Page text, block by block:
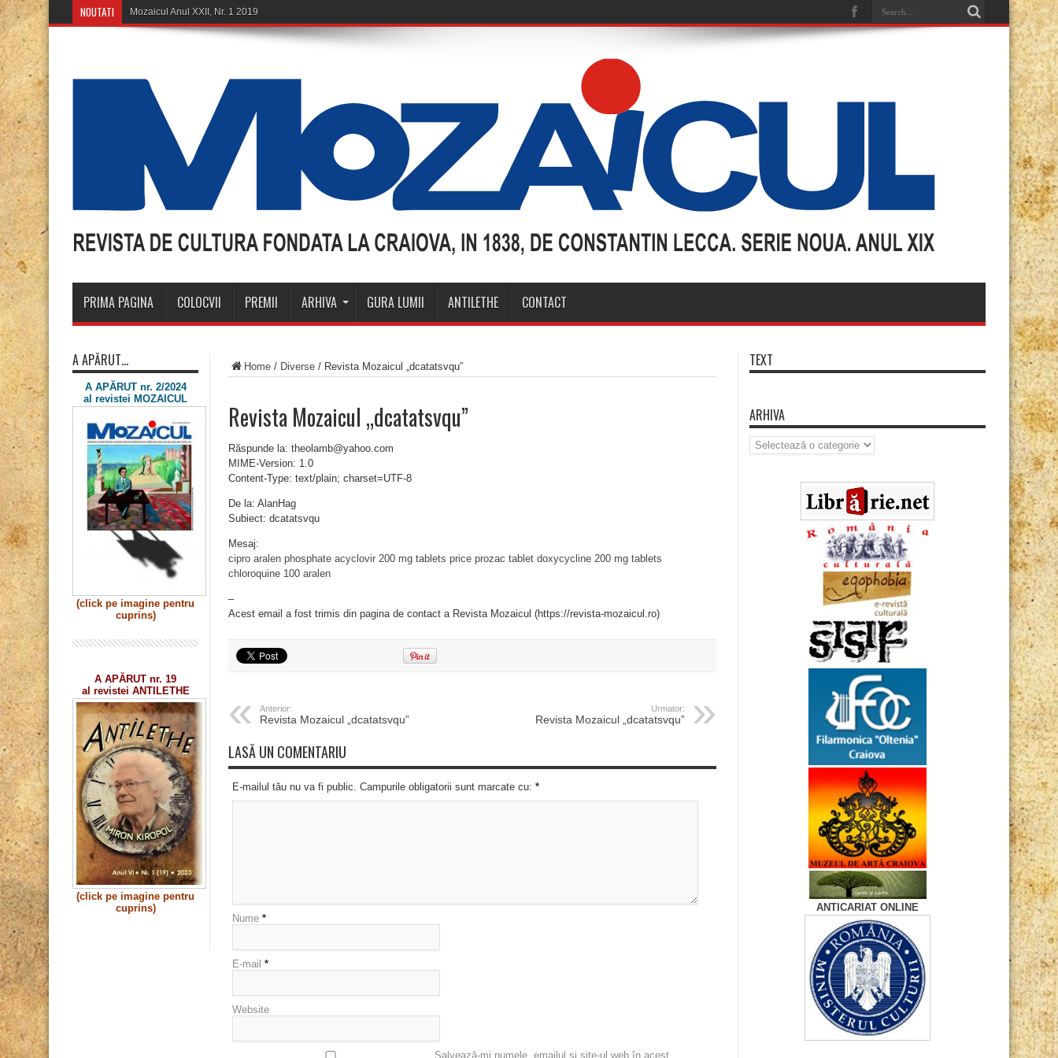
NOUTATI M
PRIMA PAGINA COLOCVII PREMII ARHIVA GURA LUMII ANTILETHE CONTACT
Home / Diverse / Revista Mozaicul „dcatatsvqu”
Revista Mozaicul „dcatatsvqu”
Răspunde la: theolamb@yahoo.com
MIME-Version: 1.0
Content-Type: text/plain; charset=UTF-8
De la: AlanHag
Subiect: dcatatsvqu
Mesaj:
cipro aralen phosphate acyclovir 200 mg tablets price prozac tablet doxycycline 200 mg tablets
chloroquine 100 aralen
–
Acest email a fost trimis din pagina de contact a Revista Mozaicul (https://revista-mozaicul.ro)
Anterior:
Revista Mozaicul „dcatatsvqu”
Urmator:
Revista Mozaicul „dcatatsvqu”
LASĂ UN COMENTARIU
E-mailul tău nu va fi public. Campurile obligatorii sunt marcate cu: *
Nume *
E-mail *
Website
Salvează-mi numele, emailul și site-ul web în acest
A APĂRUT…
A APĂRUT nr. 2/2024
al revistei MOZAICUL
(click pe imagine pentru
cuprins)
A APĂRUT nr. 19
al revistei ANTILETHE
(click pe imagine pentru
cuprins)
TEXT
ARHIVA
Arhiva
ANTICARIAT ONLINE